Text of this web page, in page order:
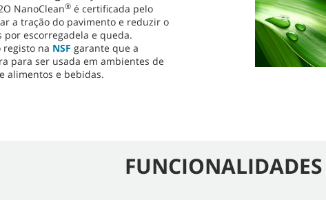
NanoClean® é certificada pelo
a tração do pavimento e reduzir o
por escorregadela e queda.
registo na NSF garante que a
para ser usada em ambientes de
alimentos e bebidas.
FUNCIONALIDADES